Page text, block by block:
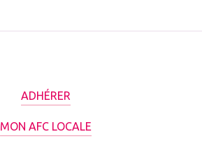
ADHÉRER
MON AFC LOCALE